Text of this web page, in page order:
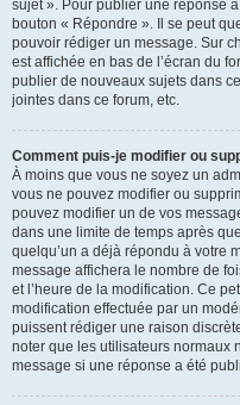
sujet ». Pour publier une réponse
bouton « Répondre ». Il se peut
pouvoir rédiger un message. Sur
est affichée en bas de l’écran du
publier de nouveaux sujets dans
jointes dans ce forum, etc.
Comment puis-je modifier ou
À moins que vous ne soyez un
vous ne pouvez modifier ou
pouvez modifier un de vos
dans une limite de temps après
quelqu’un a déjà répondu à votre
message affichera le nombre de
et l’heure de la modification. Ce
modification effectuée par un
puissent rédiger une raison
noter que les utilisateurs normaux
message si une réponse a été